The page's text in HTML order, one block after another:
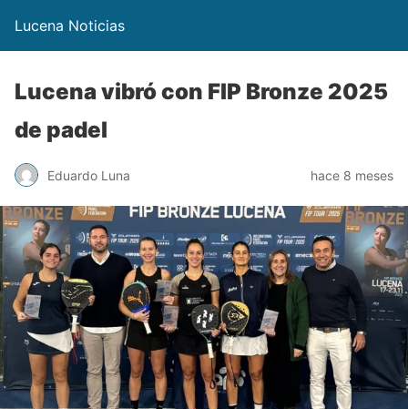
Lucena Noticias
Lucena vibró con FIP Bronze 2025
de padel
Eduardo Luna hace 8 meses